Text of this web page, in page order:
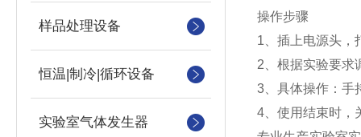
样品处理设备
恒温|制冷|循环设备
实验室气体发生器
操作步骤
1、插上电源头，
2、根据实验要求
3、具体操作：手
4、使用结束时，